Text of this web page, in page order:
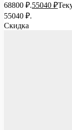
68800 ₽.55040 ₽
55040 ₽.
Скидка